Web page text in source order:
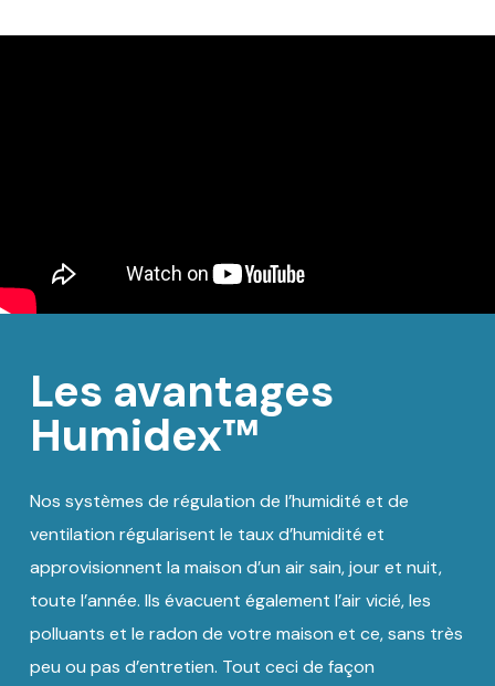
Les avantages
Humidex™
Nos systèmes de régulation de l’humidité et de
ventilation régularisent le taux d’humidité et
approvisionnent la maison d’un air sain, jour et nuit,
toute l’année. Ils évacuent également l’air vicié, les
polluants et le radon de votre maison et ce, sans très
peu ou pas d’entretien. Tout ceci de façon